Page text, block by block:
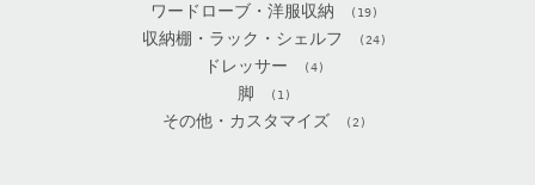
ワードローブ・洋服収納 (19)
収納棚・ラック・シェルフ (24)
ドレッサー (4)
脚 (1)
その他・カスタマイズ (2)